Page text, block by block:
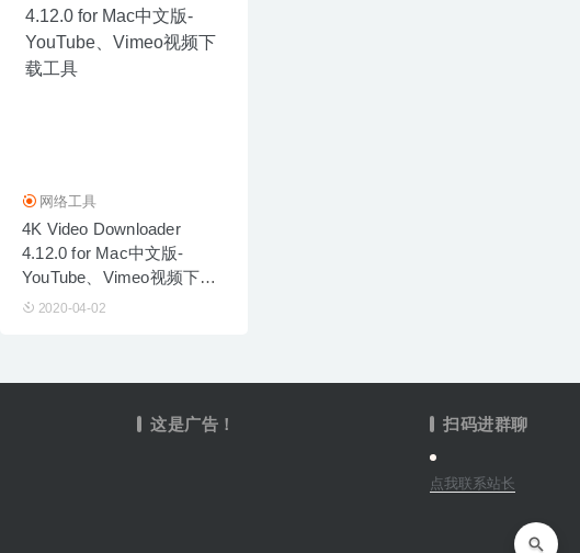
网络工具
4K Video Downloader
4.12.0 for Mac中文版-
YouTube、Vimeo视频下载
工具2020-04-02
这是广告！ 扫码进群聊
点我联系站长